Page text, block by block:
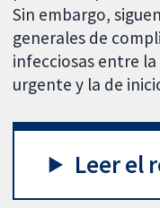
Sin embargo,
generales de
infecciosas entre
urgente y la de
Leer el